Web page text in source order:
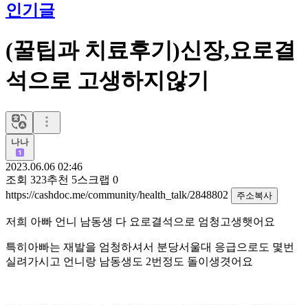
인기글
(꿀팁과 치료후기)신장,요로결
석으로 고생하지않기
나나
2023.06.06 02:46
조회 323추천 5스크랩 0
https://cashdoc.me/community/health_talk/2848802
주소복사
저희 아빠 언니 남동생 다 요로결석으로 엄청고생햇어요
특히아빠는 재발을 엄청하셔서 분당서울대 응급으로도 몇번
실려가시고 언니랑 남동생도 2번정도 돌이생겻어요